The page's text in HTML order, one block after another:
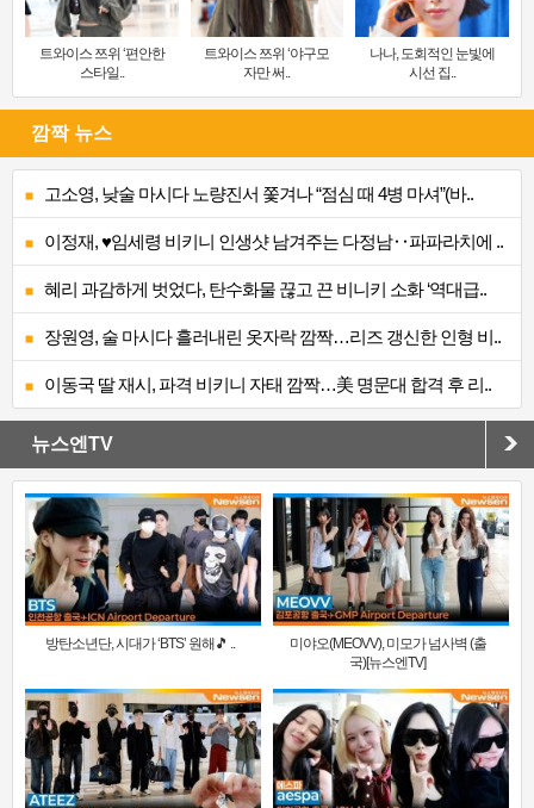
트와이스 쯔위 ‘편안한
스타일..
트와이스 쯔위 ‘야구모
자만 써..
나나, 도회적인 눈빛에
시선 집..
깜짝 뉴스
고소영, 낮술 마시다 노량진서 쫓겨나 “점심 때 4병 마셔”(바..
이정재, ♥임세령 비키니 인생샷 남겨주는 다정남‥파파라치에 ..
혜리 과감하게 벗었다, 탄수화물 끊고 끈 비니키 소화 ‘역대급..
장원영, 술 마시다 흘러내린 옷자락 깜짝…리즈 갱신한 인형 비..
이동국 딸 재시, 파격 비키니 자태 깜짝…美 명문대 합격 후 리..
뉴스엔TV
방탄소년단, 시대가 ‘BTS’ 원해🎵 ..
미야오(MEOVV), 미모가 넘사벽 (출
국)[뉴스엔TV]